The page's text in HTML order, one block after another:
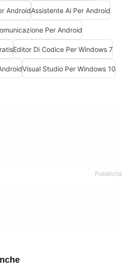
AndroidAssistente Ai Per Android
Per Android
Editor Di Codice Per Windows 7
Visual Studio Per Windows 10